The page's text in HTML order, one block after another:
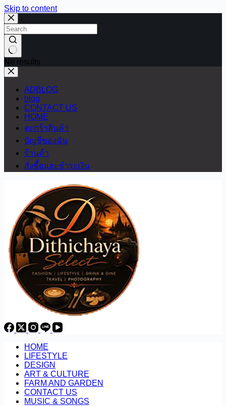
Skip to content
No results
ADBLOG
blog
CONTACT US
HOME
ตะกร้าสินค้า
บัญชีของฉัน
ร้านค้า
สั่งซื้อและชำระเงิน
HOME
LIFESTYLE
DESIGN
ART & CULTURE
FARM AND GARDEN
CONTACT US
MUSIC & SONGS